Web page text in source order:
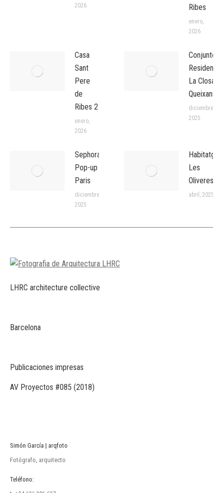
2026
Ribes
enero,
2026
Casa
Sant
Pere
de
Ribes 2
enero,
2026
Conjunto
La Closa
Queixans
diciembre,
2025
Sephora
Pop-up
Paris
diciembre,
2025
Habitatges
Les
Oliveres
abril, 2025
LHRC architecture collective
Barcelona
Publicaciones impresas
AV Proyectos #085 (2018)
Simón García | arqfoto
Fotógrafo, arquitecto
Teléfono: